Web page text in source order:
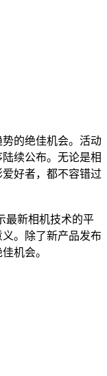
的绝佳机会。活动
续公布。无论是相
好者，都不容错过
最新相机技术的平
。除了新产品发布
机会。